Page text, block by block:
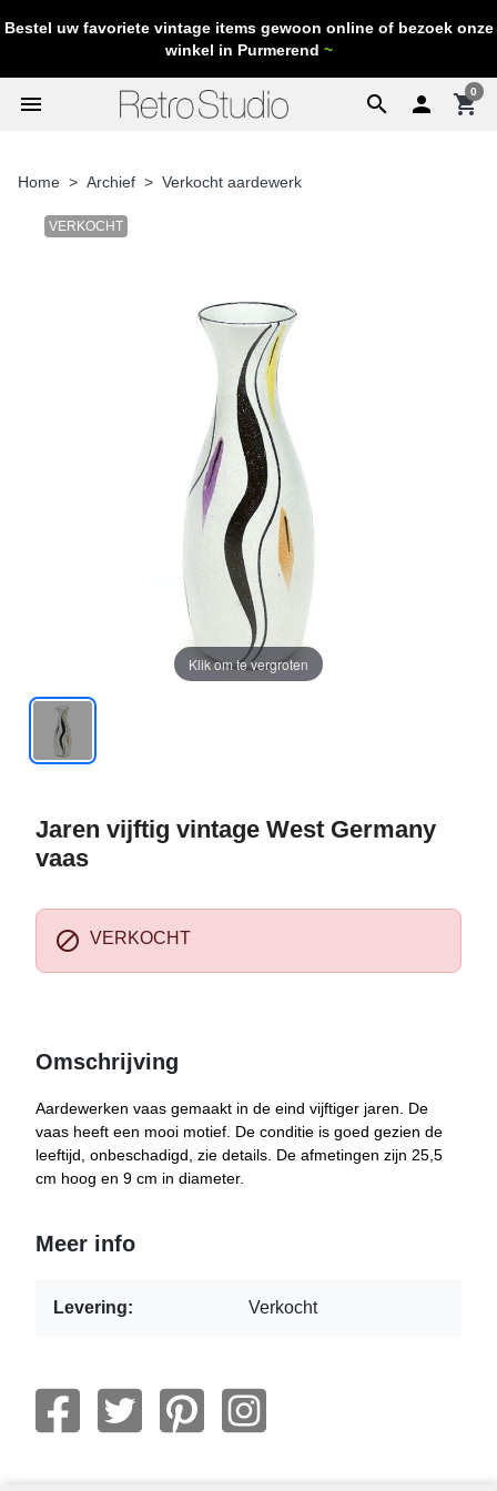
Bestel uw favoriete vintage items gewoon online of bezoek onze
winkel in Purmerend ~
search
menu  shopping_cart
0
Home Archief Verkocht aardewerk
VERKOCHT
Klik om te vergroten
Jaren vijftig vintage West Germany
vaas
 VERKOCHT
Omschrijving
Aardewerken vaas gemaakt in de eind vijftiger jaren. De
vaas heeft een mooi motief. De conditie is goed gezien de
leeftijd, onbeschadigd, zie details. De afmetingen zijn 25,5
cm hoog en 9 cm in diameter.
Meer info
Levering: Verkocht